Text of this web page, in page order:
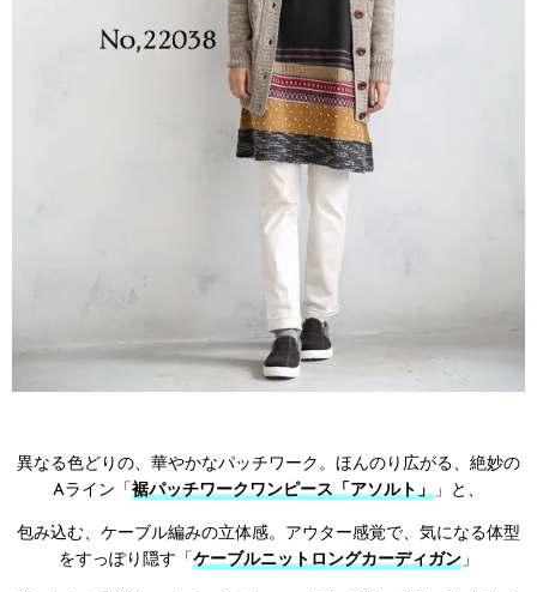
異なる色どりの、華やかなパッチワーク。ほんのり広がる、絶妙の
Aライン「 裾パッチワークワンピース「アソルト」 」と、
包み込む、ケーブル編みの立体感。アウター感覚で、気になる体型
をすっぽり隠す「 ケーブルニットロングカーディガン 」